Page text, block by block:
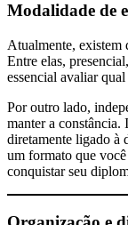
Modalidade de
Atualmente, existem
Entre elas,
essencial avaliar
Por outro lado,
manter a constância.
diretamente ligado à
um formato que
conquistar seu